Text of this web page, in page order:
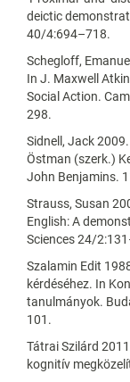
deictic
40/4:694–718.
Schegloff,
In J. Maxwell
Social Action.
298.
Sidnell, Jack
Östman (szerk.)
John Benjamins.
Strauss, Susan
English: A
Sciences 24/
Szalamin Edit
kérdéséhez. In
tanulmányok.
101.
Tátrai Szilárd
kognitív